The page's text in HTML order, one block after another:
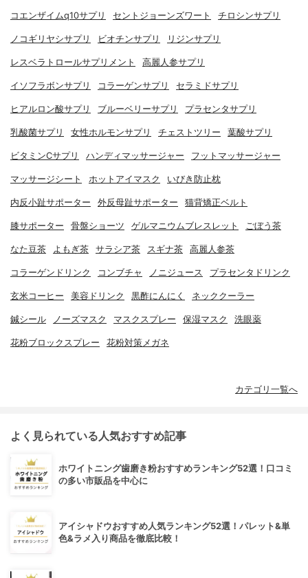
コエンザイムq10サプリ セントジョーンズワート チロシンサプリ
ノコギリヤシサプリ ビオチンサプリ リジンサプリ
レスベラトロールサプリメント 高麗人参サプリ
イソフラボンサプリ コラーゲンサプリ セラミドサプリ
ヒアルロン酸サプリ ブルーベリーサプリ プラセンタサプリ
乳酸菌サプリ 女性ホルモンサプリ チェストツリー 葉酸サプリ
ビタミンCサプリ ハンディマッサージャー フットマッサージャー
マッサージシート ホットアイマスク いびき防止枕
内反小趾サポーター 外反母趾サポーター 猫背矯正ベルト
膝サポーター 骨盤ショーツ ゲルマニウムブレスレット ごぼう茶
なた豆茶 よもぎ茶 サラシア茶 スギナ茶 高麗人参茶
コラーゲンドリンク コンブチャ ノニジュース プラセンタドリンク
玄米コーヒー 美容ドリンク 黒酢にんにく ネッククーラー
鍼シール ノーズマスク マスクスプレー 保湿マスク 洗眼薬
花粉ブロックスプレー 花粉対策メガネ
カテゴリ一覧へ
よく見られている人気おすすめ記事
ホワイトニング歯磨き粉おすすめランキング52選！口コミ
の多い市販品を中心に
アイシャドウおすすめ人気ランキング52選！パレット&単
色&ラメ入り商品を徹底比較！